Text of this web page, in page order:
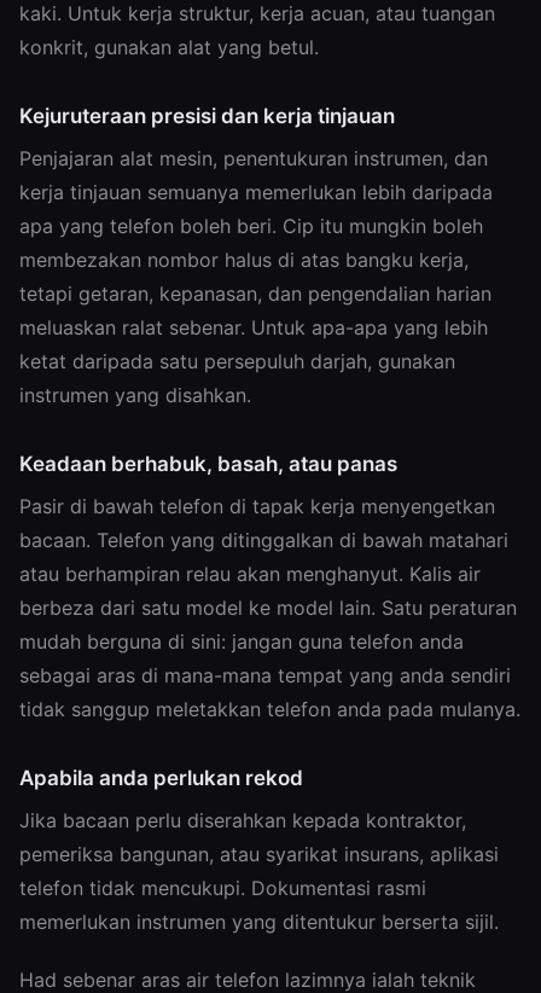
kaki. Untuk kerja struktur, kerja acuan, atau tuangan
konkrit, gunakan alat yang betul.
Kejuruteraan presisi dan kerja tinjauan
Penjajaran alat mesin, penentukuran instrumen, dan
kerja tinjauan semuanya memerlukan lebih daripada
apa yang telefon boleh beri. Cip itu mungkin boleh
membezakan nombor halus di atas bangku kerja,
tetapi getaran, kepanasan, dan pengendalian harian
meluaskan ralat sebenar. Untuk apa-apa yang lebih
ketat daripada satu persepuluh darjah, gunakan
instrumen yang disahkan.
Keadaan berhabuk, basah, atau panas
Pasir di bawah telefon di tapak kerja menyengetkan
bacaan. Telefon yang ditinggalkan di bawah matahari
atau berhampiran relau akan menghanyut. Kalis air
berbeza dari satu model ke model lain. Satu peraturan
mudah berguna di sini: jangan guna telefon anda
sebagai aras di mana-mana tempat yang anda sendiri
tidak sanggup meletakkan telefon anda pada mulanya.
Apabila anda perlukan rekod
Jika bacaan perlu diserahkan kepada kontraktor,
pemeriksa bangunan, atau syarikat insurans, aplikasi
telefon tidak mencukupi. Dokumentasi rasmi
memerlukan instrumen yang ditentukur berserta sijil.
Had sebenar aras air telefon lazimnya ialah teknik